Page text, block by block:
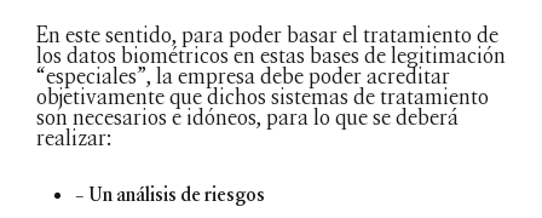
En este sentido, para poder basar el tratamiento de
los datos biométricos en estas bases de legitimación
“especiales”, la empresa debe poder acreditar
objetivamente que dichos sistemas de tratamiento
son necesarios e idóneos, para lo que se deberá
realizar:
– Un análisis de riesgos